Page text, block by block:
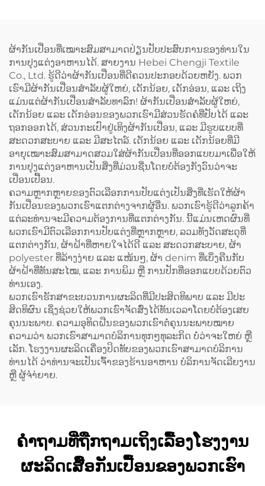
ມີຂະໜາດຍາວຂຶ້ນ
(Extended) ປະກອບດ້ວຍຜ້າ
ແຜ່ນ (Canvas) ສີເຂັ້ມ ເຊັ່ນ:
ສີເຂັ້ມຄືສີກາເຟ (Dark
Coffee) ແລະ ມີລະບົບປັບ
ຂະໜາດໄດ້ (Adjustable)
ກັ້ນຂອງຊ່າງເຮັດເຄື່ອງໝາກ
(Cobbler Vest Apron) ທີ່ມີ
ທັງສອງດ້ານ ແລະ ມີທີ່ຈັດຕັ້ງ
ສຳລັບເນື້ອຫາເຄື່ອງໝາກ
(Logo) ສຳລັບບາຣິສຕາ
(Barista) ແລະ ຮ້ານຕັດຜົມ
(Barbershop)
ຜ້າກັນເປື່ອນທີ່ເໝາະສົມສາມາດປ່ຽນປັບປະສົບການຂອງທ່ານໃນ
ການປຸງແຕ່ງອາຫານໄດ້. ສາຍງານ Hebei Chengji Textile
Co., Ltd. ຮູ້ດີວ່າຜ້າກັນເປື່ອນທີ່ດີຄວນປະກອບດ້ວຍຫຍັງ. ພວກ
ເຮົາມີຜ້າກັນເປື່ອນສຳລັບຜູ້ໃຫຍ່, ເດັກນ້ອຍ, ເດັກອ່ອນ, ແລະ ເຖິງ
ແມ່ນແຕ່ຜ້າກັນເປື່ອນສຳລັບທາລົກ! ຜ້າກັນເປື່ອນສຳລັບຜູ້ໃຫຍ່,
ເດັກນ້ອຍ ແລະ ເດັກອ່ອນຂອງພວກເຮົາມີສ່ວນຮັດຄໍທີ່ປັບໄດ້ ແລະ
ຖອກອອກໄດ້, ສ່ວນກະເປົາຢູ່ເທິງຜ້າກັນເປື່ອນ, ແລະ ມີຮູບແບບທີ່
ສະດວກສະບາຍ ແລະ ມີສະໄຕລ໌. ເດັກນ້ອຍ ແລະ ເດັກນ້ອຍທີ່ມີ
ອາຍຸເໝາະສົມສາມາດສວມໃສ່ຜ້າກັນເປື່ອນທີ່ອອກແບບມາເພື່ອໃຫ້
ການປຸງແຕ່ງອາຫານເປັນສິ່ງທີ່ມ່ວນຊື່ນໂດຍບໍ່ຕ້ອງກັງວົນວ່າຈະ
ເປື່ອນເປື້ອນ.
ຄວາມຫຼາກຫຼາຍຂອງຕົວເລືອກການປັບແຕ່ງເປັນສິ່ງທີ່ເຮັດໃຫ້ຜ້າ
ກັນເປື່ອນຂອງພວກເຮົາແຕກຕ່າງຈາກຜູ້ອື່ນ. ພວກເຮົາຮູ້ດີວ່າລູກຄ້າ
ແຕ່ລະທ່ານຈະມີຄວາມຕ້ອງການທີ່ແຕກຕ່າງກັນ. ນີ້ແມ່ນເຫດຜົນທີ່
ພວກເຮົາມີຕົວເລືອກການປັບແຕ່ງທີ່ຫຼາກຫຼາຍ, ລວມທັງວັດສະດຸທີ່
ແຕກຕ່າງກັນ, ຜ້າຝ້າທີ່ຫາຍໃຈໄດ້ດີ ແລະ ສະດວກສະບາຍ, ຜ້າ
polyester ທີ່ລ້າງງ່າຍ ແລະ ແໜ້ນໆ, ຜ້າ denim ທີ່ເບິ່ງຄືນກັບ
ຜ້າຝ້າທີ່ທັນສະໄໝ, ແລະ ການພິມ ຫຼື ການປັກທີ່ອອກແບບດ້ວຍຕົວ
ທ່ານເອງ.
ພວກເຮົາຮັກສາຂະບວນການຜະລິດທີ່ມີປະສິດທິພາບ ແລະ ມີປະ
ສິດທິຜົນ ເຊິ່ງຊ່ວຍໃຫ້ພວກເຮົາຈັດສົ່ງໄດ້ທັນເວລາໂດຍບໍ່ຕ້ອງເສຍ
ຄຸນນະພາບ. ຄວາມອຸທິດຝືນຂອງພວກເຮົາຕໍ່ຄຸນນະພາບໝາຍ
ຄວາມວ່າ ພວກເຮົາສາມາດບໍລິການທຸກໆທຸລະກິດ ບໍ່ວ່າຈະໃຫຍ່ ຫຼື
ເລັກ. ໂຮງງານຜະລິດເຄື່ອງປິດທັບຂອງພວກເຮົາສາມາດບໍລິການ
ທ່ານໄດ້ ວ່າທ່ານຈະເປັນເຈົ້າຂອງຮ້ານອາຫານ ບໍລິການຈັດເລີຍງານ
ຫຼື ຜູ້ຈຳ່ຍາຍ.
ຄຳຖາມທີ່ຖືກຖາມເຖິງເລື້ອງໂຮງງານ
ຜະລິດເສື້ອກັນເປື້ອນຂອງພວກເຮົາ